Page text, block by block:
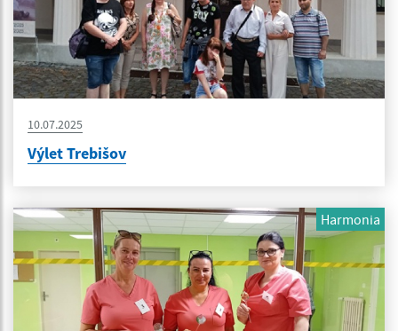
10.07.2025
Výlet Trebišov
Harmonia